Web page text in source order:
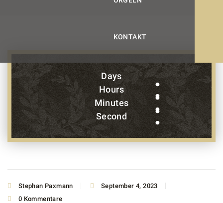
KONTAKT
Days
Hours
Minutes
Second
Stephan Paxmann
September 4, 2023
0 Kommentare